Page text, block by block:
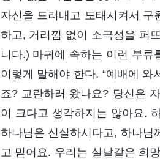
자신을 드러내고 도태시켜서 구
하고, 거리낌 없이 소극성을 퍼
니다.) 마귀에 속하는 이런 부
이렇게 말해야 한다. “예배에
죠? 교란하러 왔나요? 당신은
이 크다고 생각하지는 않아요.
하나님은 신실하시다고, 하나님
고 믿어요. 우리는 실낱같은 희